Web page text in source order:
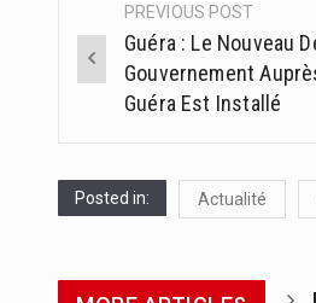
Post
navigation
PREVIOUS POST
Guéra : Le Nouveau
Gouvernement
Guéra Est Installé
Posted in: Actualité